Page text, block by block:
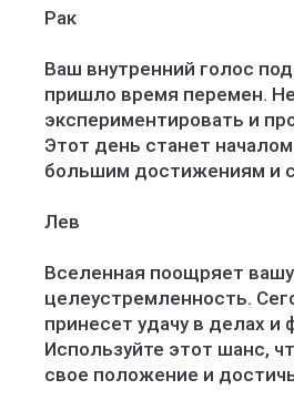
Рак
Ваш внутренний голос
пришло время перемен.
экспериментировать и
Этот день станет
большим достижениям и
Лев
Вселенная поощряет
целеустремленность.
принесет удачу в делах и
Используйте этот шанс,
свое положение и